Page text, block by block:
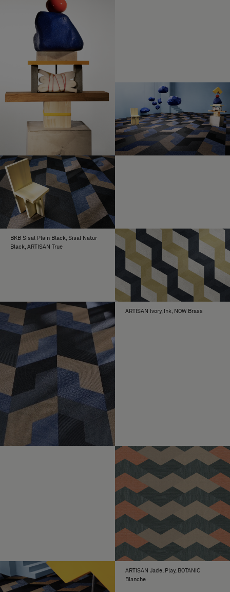
unterschiedlich aussehen lassen. Weitere Informationen
zu den Produkten finden Sie in den
einzelnen
Kollektionen
MATERIAL
Aus gewebtem Vinyl auf einer
Trägerschicht, zur dauerhaften Fixierung.
BESTELLUNG
Ein Karton mit langem Schuss enthält 4,41
Quadratmeter Bodenbelag, 18 Fliesen.
Ein Karton mit kurzem Schuss enthält 3,68
Quadratmeter Bodenbelag, 15 Fliesen.
Für eine Fläche von mehr als 100
Quadratmetern wenden Sie sich bitte an
Bolon oder Ihren Händler vor Ort.
UNENDLICHE
MÖGLICHKEITEN
Die dreizehn Formen von Bolon Studio sind
in fast allen Bolon-Kollektionen verfügbar,
mit Ausnahme der Exklusivkollektionen
Bolon by Patricia Urquiola, Bolon by Jean
Nouvel sowie der Originalkollektion
Graphic und Truly #1.
Herunterladen Bigger
Herunterladen Bigger Pattern 1 (CAD, Fotos, Fotos)
Herunterladen Bigger Pattern 2 (CAD, Fotos, Fotos)
Herunterladen Bigger Pattern 3 (CAD, Fotos, Fotos)
Herunterladen Bigger Pattern 4 (CAD, Fotos, Fotos)
BKB Sisal Plain Black, Sisal Natur
Black, ARTISAN True
ARTISAN Ivory, Ink, NOW Brass
ARTISAN Jade, Play, BOTANIC
Blanche